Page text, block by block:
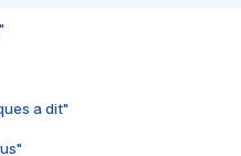
a dit"